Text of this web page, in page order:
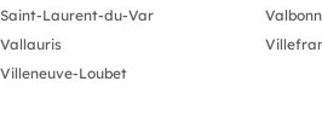
Saint-Laurent-du-Var
Vallauris
Villeneuve-Loubet